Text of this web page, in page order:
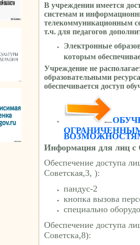
В учреждении имеется
системам и
телекоммуникационным
т.ч. для педагогов
Электронные
которым
Учреждение не
образовательными
обеспечивается доступ
Информация для лиц
Обеспечение доступа
Советская,3, ):
пандус-2
кнопка вызова
специально
Обеспечение доступа
Советска,8):